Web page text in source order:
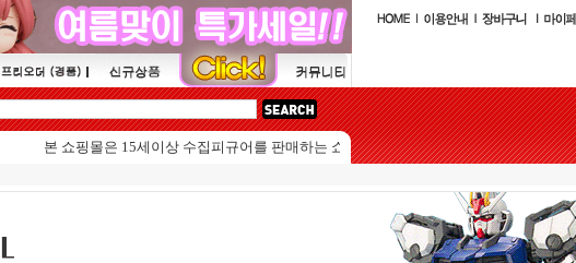
본 쇼핑몰은 15세이상 수집피규어를 판매하는 쇼핑몰입니다.